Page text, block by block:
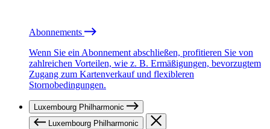
Abonnements
Wenn Sie ein Abonnement abschließen, profitieren Sie von
zahlreichen Vorteilen, wie z. B. Ermäßigungen, bevorzugtem
Zugang zum Kartenverkauf und flexibleren
Stornobedingungen.
Luxembourg Philharmonic
Luxembourg Philharmonic